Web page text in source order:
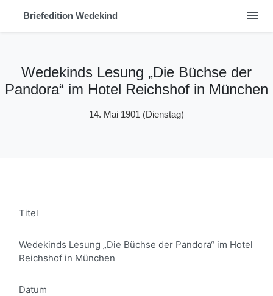
Briefedition Wedekind menu
Wedekinds Lesung „Die Büchse der
Pandora“ im Hotel Reichshof in München
14. Mai 1901 (Dienstag)
Titel
Wedekinds Lesung „Die Büchse der Pandora“ im Hotel
Reichshof in München
Datum